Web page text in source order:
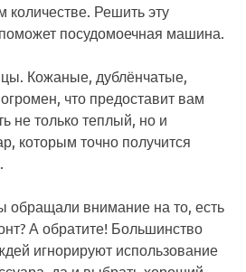
количестве. Решить эту
посудомоечная машина.
Кожаные, дублёнчатые,
что предоставит вам
не только теплый, но и
которым точно получится
обращали внимание на то, есть
А обратите! Большинство
игнорируют использование